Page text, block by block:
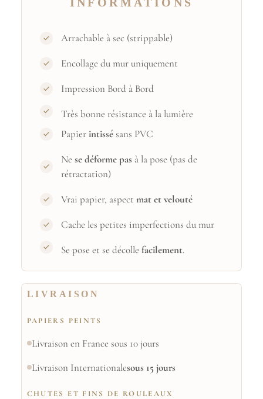
Arrachable à sec (strippable)
Encollage du mur uniquement
Impression Bord à Bord
Très bonne résistance à la lumière
Papierintissésans PVC
Nese déforme pas à la pose (pas de
rétractation)
Vrai papier, aspectmat et velouté
Cache les petites imperfections du mur
Se pose et se décollefacilement.
LIVRAISON
PAPIERS PEINTS
Livraison en France sous 10 jours
Livraison Internationalesous 15 jours
CHUTES ET FINS DE ROULEAUX